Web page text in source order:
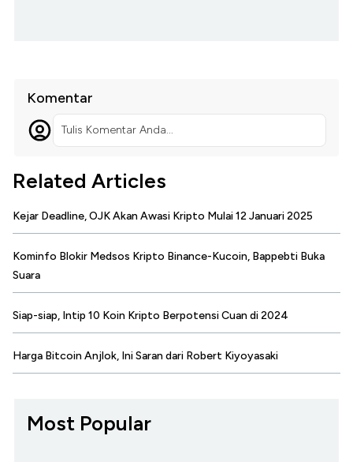
Komentar
Tulis Komentar Anda...
Related Articles
Kejar Deadline, OJK Akan Awasi Kripto Mulai 12 Januari 2025
Kominfo Blokir Medsos Kripto Binance-Kucoin, Bappebti Buka
Suara
Siap-siap, Intip 10 Koin Kripto Berpotensi Cuan di 2024
Harga Bitcoin Anjlok, Ini Saran dari Robert Kiyoyasaki
Most Popular